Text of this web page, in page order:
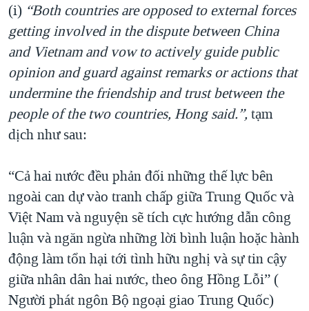
(i) “Both countries are opposed to external forces
getting involved in the dispute between China
and Vietnam and vow to actively guide public
opinion and guard against remarks or actions that
undermine the friendship and trust between the
people of the two countries, Hong said.”, tạm
dịch như sau:
“Cả hai nước đều phản đối những thế lực bên
ngoài can dự vào tranh chấp giữa Trung Quốc và
Việt Nam và nguyện sẽ tích cực hướng dẫn công
luận và ngăn ngừa những lời bình luận hoặc hành
động làm tổn hại tới tình hữu nghị và sự tin cậy
giữa nhân dân hai nước, theo ông Hồng Lỗi” (
Người phát ngôn Bộ ngoại giao Trung Quốc)